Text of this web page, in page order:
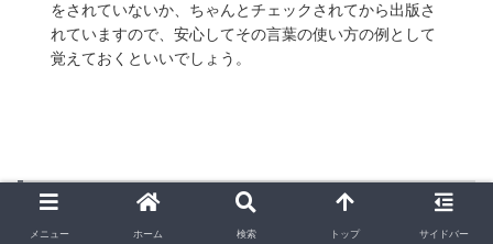
をされていないか、ちゃんとチェックされてから出版さ
れていますので、安心してその言葉の使い方の例として
覚えておくといいでしょう。
ポジティブになれる！
メニュー ホーム 検索 トップ サイドバー